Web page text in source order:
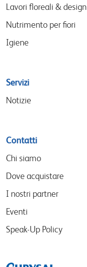
Lavori floreali & design
Nutrimento per fiori
Igiene
Servizi
Notizie
Contatti
Chi siamo
Dove acquistare
I nostri partner
Eventi
Speak-Up Policy